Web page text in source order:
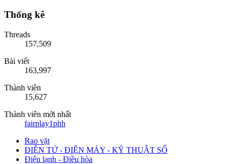
Thống kê
Threads
157,509
Bài viết
163,997
Thành viên
15,627
Thành viên mới nhất
fairplay1phh
Rao vặt
ĐIỆN TỬ - ĐIỆN MÁY - KỸ THUẬT SỐ
Điện lạnh - Điều hòa